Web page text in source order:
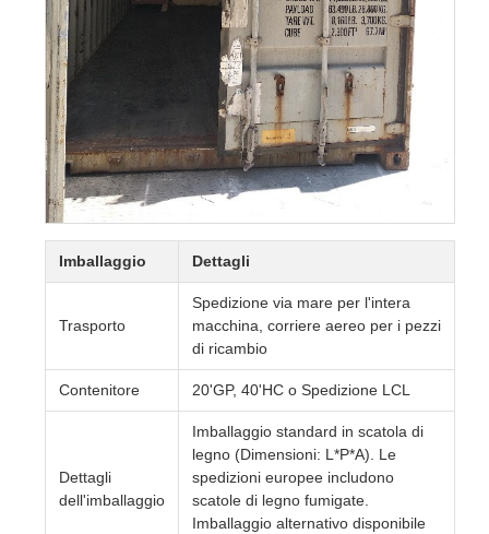
Imballaggio Dettagli
Trasporto
Spedizione via mare per l'intera
macchina, corriere aereo per i pezzi
di ricambio
Contenitore 20'GP, 40'HC o Spedizione LCL
Dettagli
dell'imballaggio
Imballaggio standard in scatola di
legno (Dimensioni: L*P*A). Le
spedizioni europee includono
scatole di legno fumigate.
Imballaggio alternativo disponibile